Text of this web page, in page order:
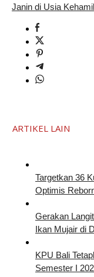
Janin di Usia
ARTIKEL LAIN
Targetkan 36
Optimis
Gerakan
Ikan Mujair di
KPU Bali
Semester I